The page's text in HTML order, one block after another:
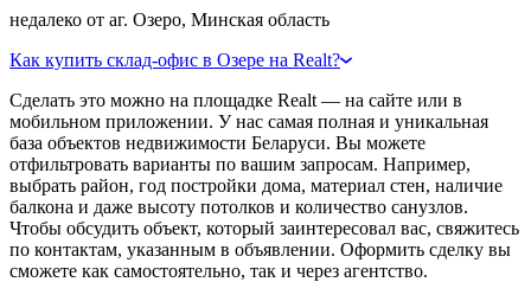
недалеко от аг. Озеро, Минская область
Как купить склад-офис в Озере на Realt?
Сделать это можно на площадке Realt — на сайте или в
мобильном приложении. У нас самая полная и уникальная
база объектов недвижимости Беларуси. Вы можете
отфильтровать варианты по вашим запросам. Например,
выбрать район, год постройки дома, материал стен, наличие
балкона и даже высоту потолков и количество санузлов.
Чтобы обсудить объект, который заинтересовал вас, свяжитесь
по контактам, указанным в объявлении. Оформить сделку вы
сможете как самостоятельно, так и через агентство.